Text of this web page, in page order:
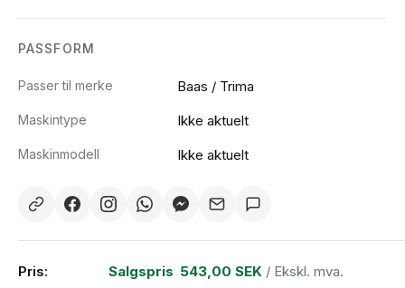
PASSFORM
Passer til merke Baas / Trima
Maskintype Ikke aktuelt
Maskinmodell Ikke aktuelt
Pris: Salgspris 543,00 SEK / Ekskl. mva.